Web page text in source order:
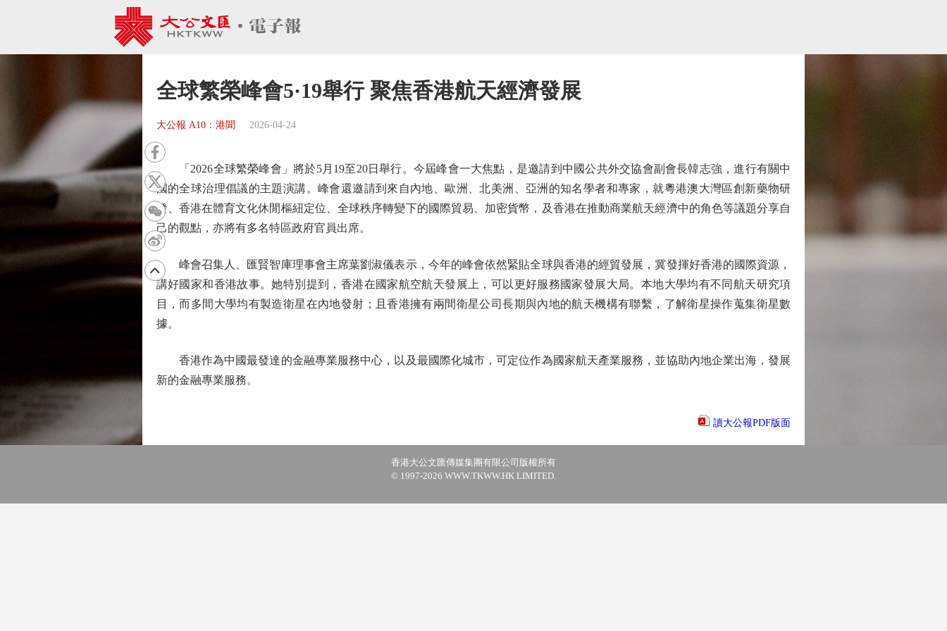
全球繁榮峰會5·19舉行 聚焦香港航天經濟發展
大公報 A10：港聞 2026-04-24
「2026全球繁榮峰會」將於5月19至20日舉行。今屆峰會一大焦點，是邀請到中國公共外交協會副會長韓志強，進行有關中
國的全球治理倡議的主題演講。峰會還邀請到來自內地、歐洲、北美洲、亞洲的知名學者和專家，就粵港澳大灣區創新藥物研
發、香港在體育文化休閒樞紐定位、全球秩序轉變下的國際貿易、加密貨幣，及香港在推動商業航天經濟中的角色等議題分享自
己的觀點，亦將有多名特區政府官員出席。
峰會召集人、匯賢智庫理事會主席葉劉淑儀表示，今年的峰會依然緊貼全球與香港的經貿發展，冀發揮好香港的國際資源，
講好國家和香港故事。她特別提到，香港在國家航空航天發展上，可以更好服務國家發展大局。本地大學均有不同航天研究項
目，而多間大學均有製造衛星在內地發射；且香港擁有兩間衛星公司長期與內地的航天機構有聯繫，了解衛星操作蒐集衛星數
據。
香港作為中國最發達的金融專業服務中心，以及最國際化城市，可定位作為國家航天產業服務，並協助內地企業出海，發展
新的金融專業服務。
讀大公報PDF版面
香港大公文匯傳媒集團有限公司版權所有
© 1997-2026 WWW.TKWW.HK LIMITED.